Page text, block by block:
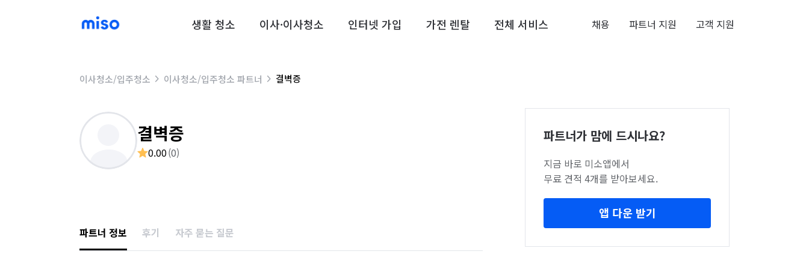
생활 청소 이사·이사청소 인터넷 가입 가전 렌탈 전체 서비스 채용 파트너 지원 고객 지원
이사청소/입주청소 이사청소/입주청소 파트너 결벽증
결벽증
0.00(0)
파트너 정보 후기 자주 묻는 질문
파트너가 맘에 드시나요?
지금 바로 미소앱에서
무료 견적 4개를 받아보세요.
앱 다운 받기